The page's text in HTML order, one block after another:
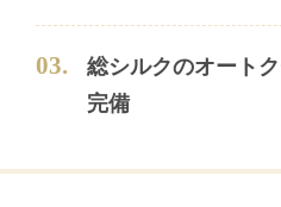
03.
総シルクのオート
完備